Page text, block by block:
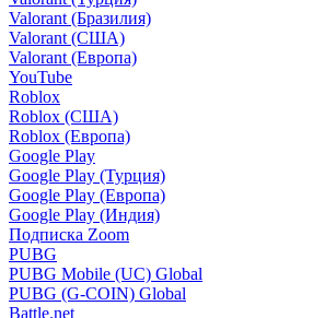
Valorant (Бразилия)
Valorant (США)
Valorant (Европа)
YouTube
Roblox
Roblox (США)
Roblox (Европа)
Google Play
Google Play (Турция)
Google Play (Европа)
Google Play (Индия)
Подписка Zoom
PUBG
PUBG Mobile (UC) Global
PUBG (G-COIN) Global
Battle.net